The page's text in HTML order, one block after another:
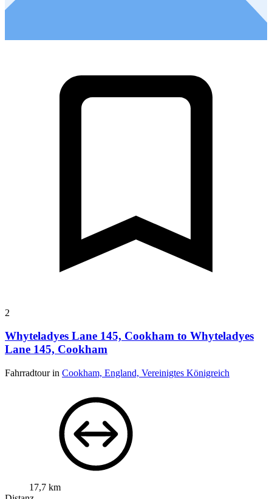
2
Whyteladyes Lane 145, Cookham to Whyteladyes
Lane 145, Cookham
Fahrradtour in Cookham, England, Vereinigtes Königreich
17,7 km